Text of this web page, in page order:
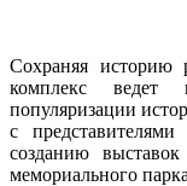
Сохраняя историю
комплекс
популяризации
с
созданию выставок
мемориального